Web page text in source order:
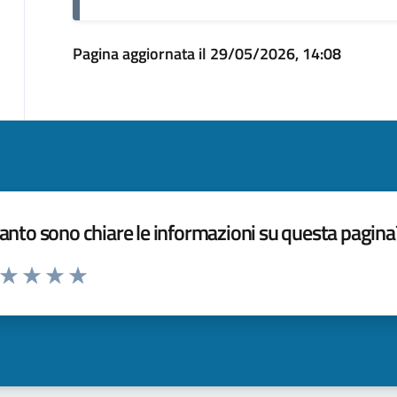
Pagina aggiornata il 29/05/2026, 14:08
sono chiare le informazioni su questa
da 1 a 5 stelle la pagina